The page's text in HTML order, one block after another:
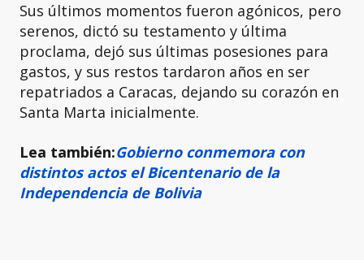
Sus últimos momentos fueron agónicos, pero
serenos, dictó su testamento y última
proclama, dejó sus últimas posesiones para
gastos, y sus restos tardaron años en ser
repatriados a Caracas, dejando su corazón en
Santa Marta inicialmente.
Lea también:Gobierno conmemora con
distintos actos el Bicentenario de la
Independencia de Bolivia